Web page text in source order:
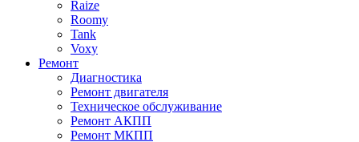
Raize
Roomy
Tank
Voxy
Ремонт
Диагностика
Ремонт двигателя
Техническое обслуживание
Ремонт АКПП
Ремонт МКПП